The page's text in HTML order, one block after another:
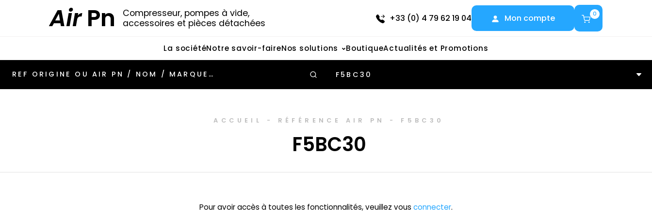
AirPn
Compresseur, pompes à vide,
accessoires et pièces détachées
+33 (0) 4 79 62 19 04 Mon compte 0
La sociétéNotre savoir-faireNos solutions BoutiqueActualités et Promotions
F5BC30
ACCUEIL - RÉFÉRENCE AIR PN - F5BC30
F5BC30
Pour avoir accès à toutes les fonctionnalités, veuillez vous connecter.